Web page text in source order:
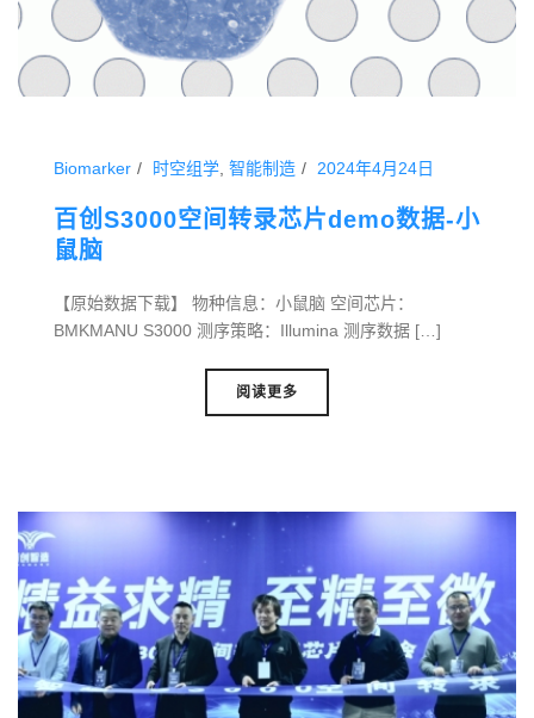
Biomarker 时空组学 智能制造 2024年4月24日
百创S3000空间转录芯片demo数据-小
鼠脑
【原始数据下载】 物种信息：小鼠脑 空间芯片：
BMKMANU S3000 测序策略：Illumina 测序数据 […]
阅读更多